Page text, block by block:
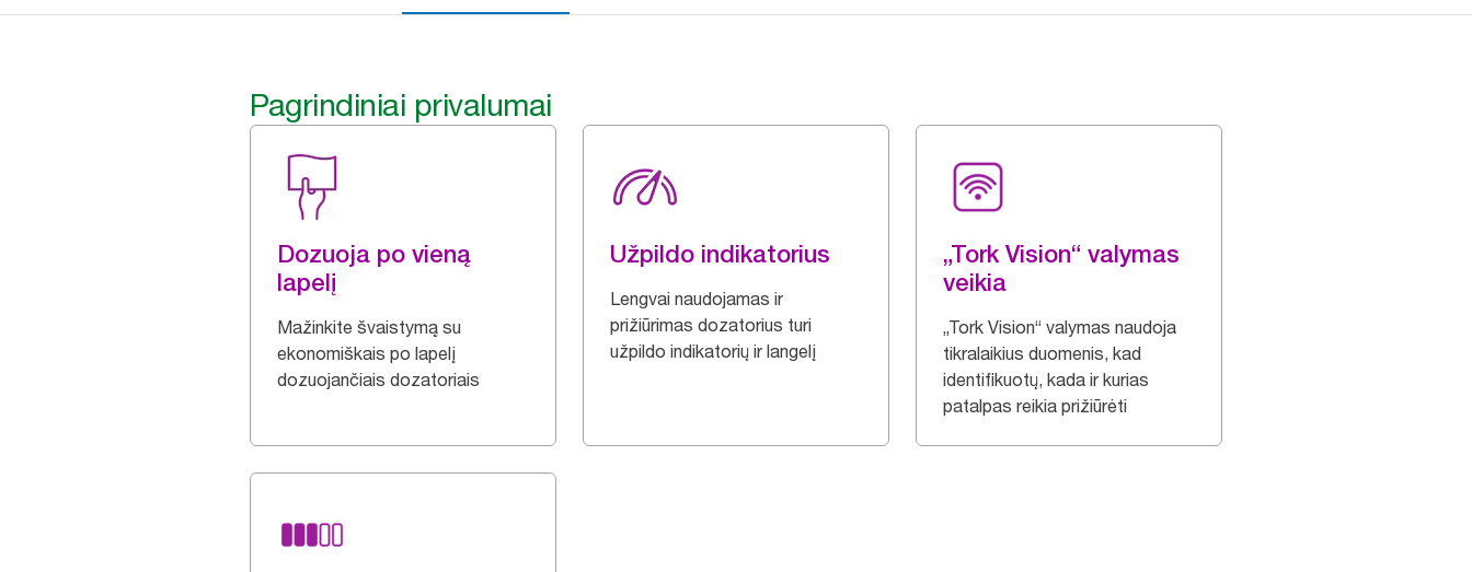
Pagrindiniai privalumai
Dozuoja po vieną
lapelį
Mažinkite švaistymą su
ekonomiškais po lapelį
dozuojančiais dozatoriais
Užpildo indikatorius
Lengvai naudojamas ir
prižiūrimas dozatorius turi
užpildo indikatorių ir langelį
„Tork Vision“ valymas
veikia
„Tork Vision“ valymas naudoja
tikralaikius duomenis, kad
identifikuotų, kada ir kurias
patalpas reikia prižiūrėti